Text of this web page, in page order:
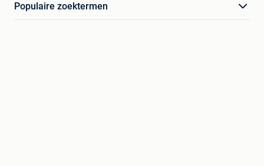
Populaire zoektermen